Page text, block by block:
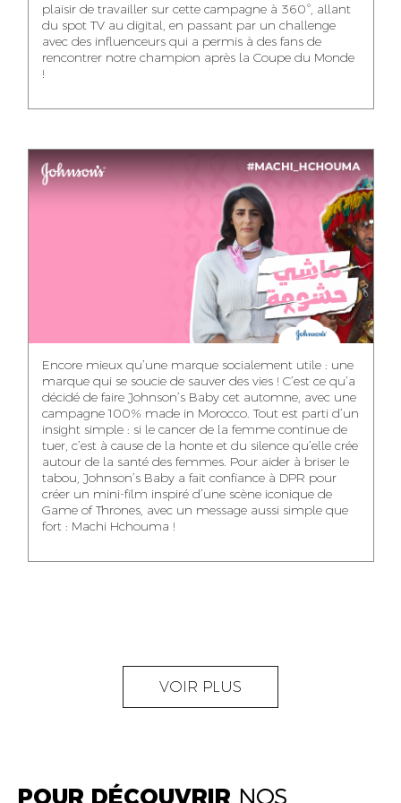
MERYEM OUALHAN
TRAFFIC MANAGER
JABRI AHMED
GRAPHIC
DESIGNER
WISSAL KHALIFI
INFLUENCE
MANAGER
HOUMALY
ILYASS EL ADANI
ART DIRECTOR
MAHA SAKOUT
HEAD OF SOCIAL &
CONTENT
AYOUB HAMMOUDI
MOTION DESIGNER
SAWSANE LAHBIBI
PRODUCTION
DIRECTOR
KARIM OUNZAR
AUDIOVISUAL
CONTENT CREATOR
ZAKARIA BENNANI
TRAFFIC MANAGER
NOUR-ELHOUDA
YOUBI IDRISSI
PROJECT
MANAGER
AGENT
GHITA SFINY
ACCOUNTANT
OUMAIMA HABIBA
plaisir de travailler sur cette campagne à 360°, allant
du spot TV au digital, en passant par un challenge
avec des influenceurs qui a permis à des fans de
rencontrer notre champion après la Coupe du Monde
!
Encore mieux qu’une marque socialement utile : une
marque qui se soucie de sauver des vies ! C’est ce qu’a
décidé de faire Johnson’s Baby cet automne, avec une
campagne 100% made in Morocco. Tout est parti d’un
insight simple : si le cancer de la femme continue de
tuer, c’est à cause de la honte et du silence qu’elle crée
autour de la santé des femmes. Pour aider à briser le
tabou, Johnson’s Baby a fait confiance à DPR pour
créer un mini-film inspiré d’une scène iconique de
Game of Thrones, avec un message aussi simple que
fort : Machi Hchouma !
VOIR PLUS
POUR DÉCOUVRIR NOS